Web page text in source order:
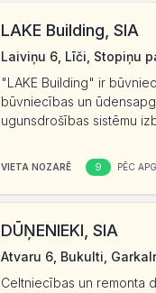
LAKE Building, SIA
Laiviņu 6, Līči, Stopiņu
"LAKE Building" ir
būvniecības un
ugunsdrošības sistēmu
VIETA NOZARĒ 9 PĒC
DŪŅENIEKI, SIA
Atvaru 6, Bukulti,
Celtniecības un remonta